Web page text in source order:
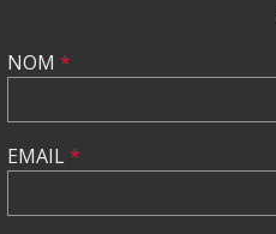
NOM *
EMAIL*